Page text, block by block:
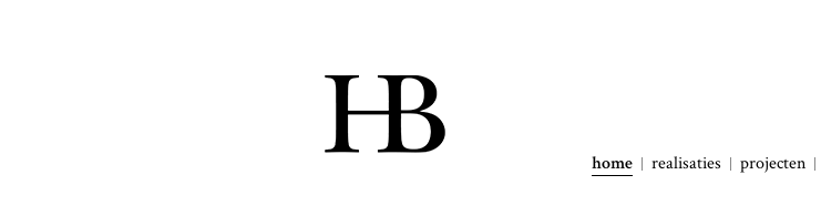
home realisaties projecten